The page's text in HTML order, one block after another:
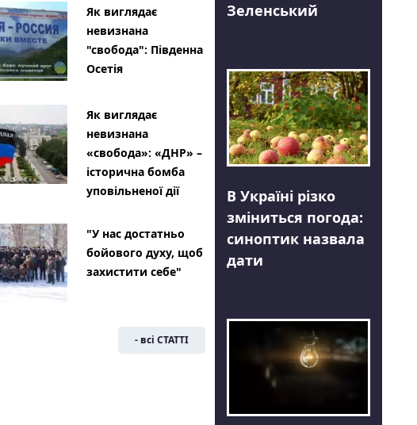
Як виглядає
невизнана
"свобода": Південна
Осетія
Як виглядає
невизнана
«свобода»: «ДНР» –
історична бомба
уповільненої дії
"У нас достатньо
бойового духу, щоб
захистити себе"
- всі СТАТТІ
Зеленський
В Україні різко
зміниться погода:
синоптик назвала
дати